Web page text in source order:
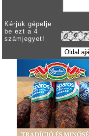
Kérjük gépelje
be ezt a 4
számjegyet!